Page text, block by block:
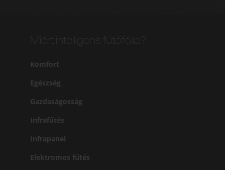
Komfort
Egészség
Gazdaságosság
Infrafűtés
Infrapanel
Elektromos fűtés